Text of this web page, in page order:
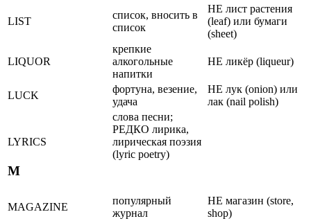
LIST
список, вносить в
список
НЕ лист растения
(leaf) или бумаги
(sheet)
LIQUOR
крепкие
алкогольные
напитки
НЕ ликёр (liqueur)
LUCK
фортуна, везение,
удача
НЕ лук (onion) или
лак (nail polish)
LYRICS
слова песни;
РЕДКО лирика,
лирическая поэзия
(lyric poetry)
M
MAGAZINE
популярный
журнал
НЕ магазин (store,
shop)